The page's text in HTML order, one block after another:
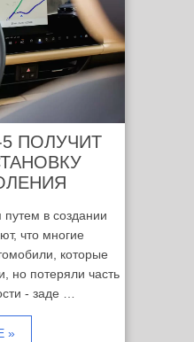
5 ПОЛУЧИТ
в создании
что многие
которые
но потеряли часть
- заде …
»